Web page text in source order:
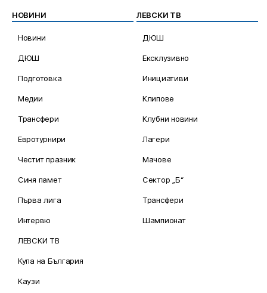
НОВИНИ
Новини
ДЮШ
Подготовка
Медии
Трансфери
Евротурнири
Честит празник
Синя памет
Първа лига
Интервю
ЛЕВСКИ ТВ
Купа на България
Каузи
ЛЕВСКИ ТВ
ДЮШ
Ексклузивно
Инициативи
Клипове
Клубни новини
Лагери
Мачове
Сектор „Б“
Трансфери
Шампионат